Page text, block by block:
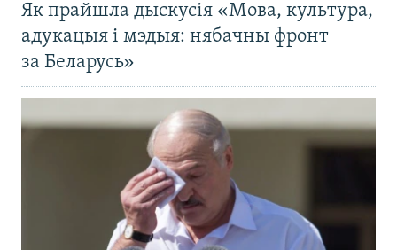
Як прайшла дыскусія «Мова, культура,
адукацыя і мэдыя: нябачны фронт
за Беларусь»